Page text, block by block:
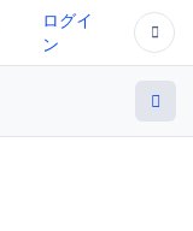
ログイ
ン